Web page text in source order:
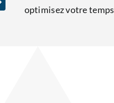
optimisez votre temps